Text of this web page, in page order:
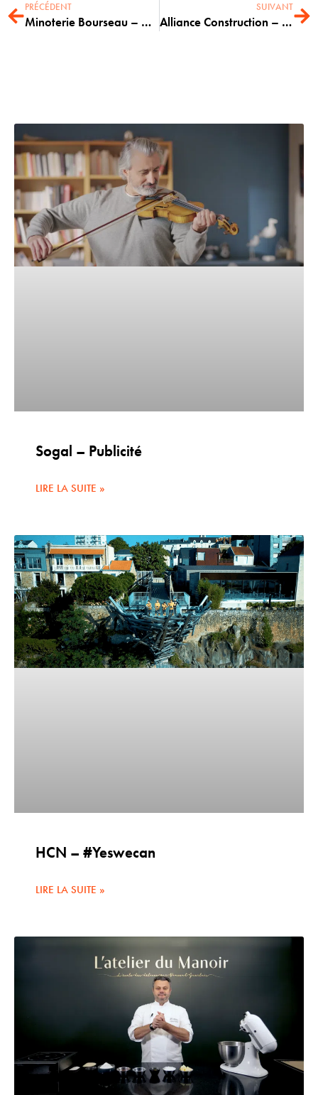
PRÉCÉDENT
Minoterie Bourseau – Au Coeur du Bon
SUIVANT
Alliance Construction – Nos savoir-faire
Sogal – Publicité
LIRE LA SUITE »
HCN – #Yeswecan
LIRE LA SUITE »